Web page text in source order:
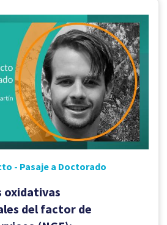
- Pasaje a Doctorado
oxidativas
del factor de